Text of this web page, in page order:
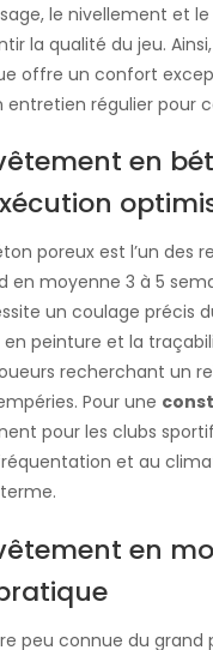
le nivellement et
la qualité du jeu.
offre un confort
entretien régulier pour
en
poreux est l’un des
en moyenne 3 à 5
un coulage précis
en peinture et la
recherchant un
Pour une
pour les clubs
et au
en
peu connue du